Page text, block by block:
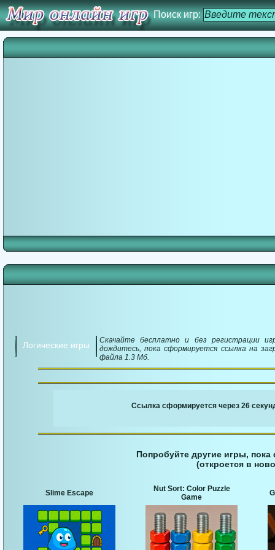
Поиск игр:
Логические игры
Скачайте бесплатно и без регистрации
дождитесь, пока сформируется ссылка на
файла 1.3 Мб.
Ссылка сформируется через 25
Попробуйте другие игры,
(откроется в
Slime Escape
Nut Sort: Color Puzzle
Game